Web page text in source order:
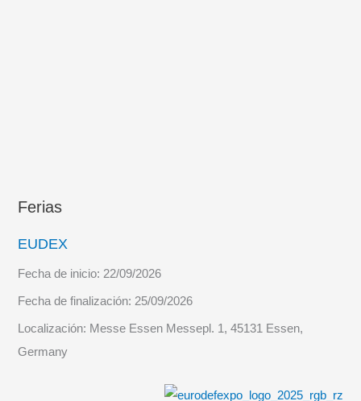
Ferias
EUDEX
Fecha de inicio: 22/09/2026
Fecha de finalización: 25/09/2026
Localización: Messe Essen Messepl. 1, 45131 Essen,
Germany